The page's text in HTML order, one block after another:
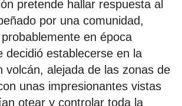
pretende hallar respuesta al
por una comunidad,
en época
decidió establecerse en la
volcán, alejada de las zonas de
unas impresionantes vistas
otear y controlar toda la